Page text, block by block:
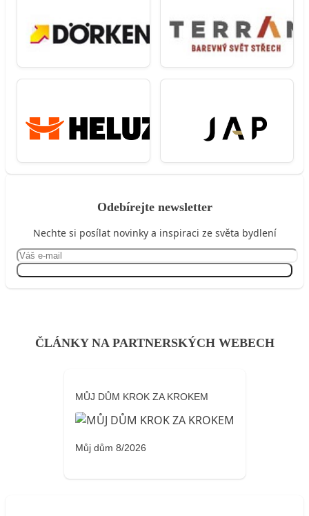
Odebírejte newsletter
Nechte si posílat novinky a inspiraci ze světa bydlení
ČLÁNKY NA PARTNERSKÝCH WEBECH
MŮJ DŮM KROK ZA KROKEM
Můj dům 8/2026